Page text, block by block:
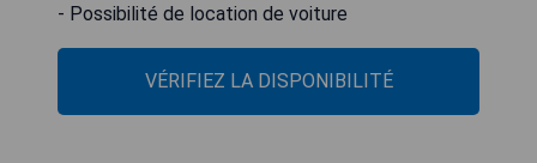
- Possibilité de location de voiture
VÉRIFIEZ LA DISPONIBILITÉ